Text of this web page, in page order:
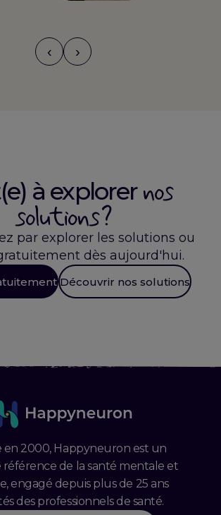
‹ ›
à explorernos
solutions ?
par explorer les solutions ou
dès aujourd'hui.
Découvrir nos solutions
en 2000, Happyneuron est un
référence de la santé mentale et
engagé depuis plus de 25 ans
des professionnels de santé.